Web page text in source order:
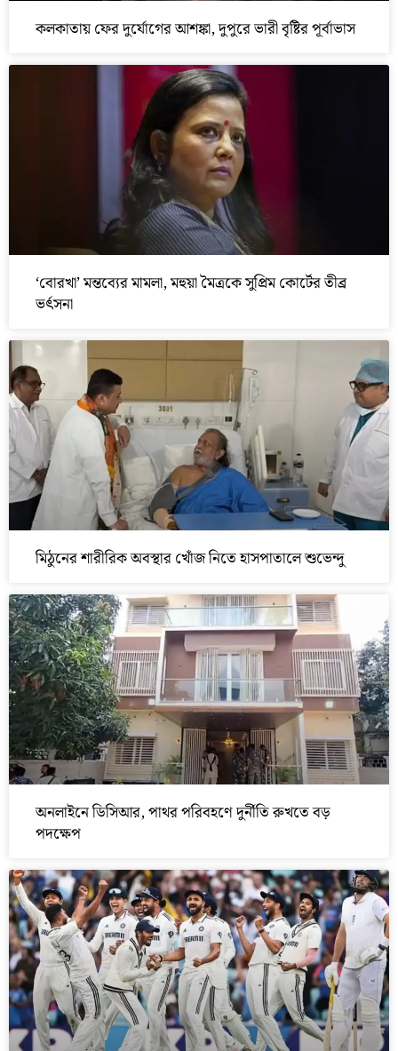
কলকাতায় ফের দুর্যোগের আশঙ্কা, দুপুরে ভারী বৃষ্টির পূর্বাভাস
‘বোরখা’ মন্তব্যের মামলা, মহুয়া মৈত্রকে সুপ্রিম কোর্টের তীব্র
ভর্ৎসনা
মিঠুনের শারীরিক অবস্থার খোঁজ নিতে হাসপাতালে শুভেন্দু
অনলাইনে ডিসিআর, পাথর পরিবহণে দুর্নীতি রুখতে বড়
পদক্ষেপ